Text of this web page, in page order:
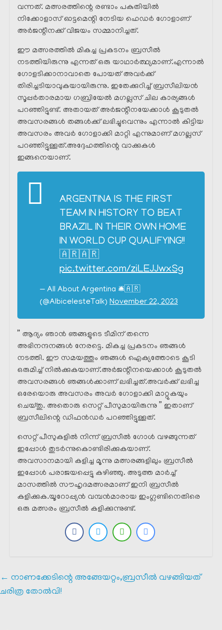
വന്നത്. മത്സരത്തിന്റെ രണ്ടാം പകുതിയിൽ
നിക്കോളാസ് ഓട്ടമെന്റി നേടിയ ഹെഡർ ഗോളാണ്
അർജന്റീനക്ക് വിജയം സമ്മാനിച്ചത്.
ഈ മത്സരത്തിൽ മികച്ച പ്രകടനം ബ്രസീൽ
നടത്തിയിരുന്നു എന്നത് ഒരു യാഥാർത്ഥ്യമാണ്.എന്നാൽ
ഗോളടിക്കാനാവാതെ പോയത് അവർക്ക്
തിരിച്ചടിയാവുകയായിരുന്നു. ഇതേക്കുറിച്ച് ബ്രസീലിയൻ
സൂപ്പർതാരമായ ഗബ്രിയേൽ മഗല്ലസ് ചില കാര്യങ്ങൾ
പറഞ്ഞിട്ടുണ്ട്. അതായത് അർജന്റീനയേക്കാൾ കൂടുതൽ
അവസരങ്ങൾ തങ്ങൾക്ക് ലഭിച്ചുവെന്നും എന്നാൽ കിട്ടിയ
അവസരം അവർ ഗോളാക്കി മാറ്റി എന്നുമാണ് മഗല്ലസ്
പറഞ്ഞിട്ടുള്ളത്.അദ്ദേഹത്തിന്റെ വാക്കുകൾ
ഇങ്ങനെയാണ്.
ARGENTINA IS THE FIRST
TEAM IN HISTORY TO BEAT
BRAZIL IN THEIR OWN HOME
IN WORLD CUP QUALIFYING!!
🇦🇷🇦🇷
pic.twitter.com/ziLEJJwxSg
— All About Argentina 🛎🇦🇷
(@AlbicelesteTalk) November 22, 2023
” ആദ്യം ഞാൻ ഞങ്ങളുടെ ടീമിന് തന്നെ
അഭിനന്ദനങ്ങള്‍ നേരട്ടെ. മികച്ച പ്രകടനം ഞങ്ങൾ
നടത്തി. ഈ സമയത്തും ഞങ്ങൾ ഐക്യത്തോടെ കൂടി
ഒരുമിച്ച് നിൽക്കുകയാണ്.അർജന്റീനയെക്കാൾ കൂടുതൽ
അവസരങ്ങൾ ഞങ്ങൾക്കാണ് ലഭിച്ചത്.അവർക്ക് ലഭിച്ച
ഒരേയൊരു അവസരം അവർ ഗോളാക്കി മാറ്റുകയും
ചെയ്തു. അതൊരു സെറ്റ് പീസുമായിരുന്നു ” ഇതാണ്
ബ്രസീലിന്റെ ഡിഫൻഡർ പറഞ്ഞിട്ടുള്ളത്.
സെറ്റ് പീസുകളിൽ നിന്ന് ബ്രസീൽ ഗോൾ വഴങ്ങുന്നത്
ഇപ്പോൾ തുടർന്നുകൊണ്ടിരിക്കുകയാണ്.
അവസാനമായി കളിച്ച മൂന്നു മത്സരങ്ങളിലും ബ്രസീൽ
ഇപ്പോൾ പരാജയപ്പെട്ടു കഴിഞ്ഞു. അടുത്ത മാർച്ച്
മാസത്തിൽ സൗഹൃദമത്സരമാണ് ഇനി ബ്രസീൽ
കളിക്കുക.യൂറോപ്പ്യൻ വമ്പൻമാരായ ഇംഗ്ലണ്ടിനെതിരെ
ഒരു മത്സരം ബ്രസീൽ കളിക്കുന്നുണ്ട്.
← നാണക്കേടിന്റെ അങ്ങേയറ്റം,ബ്രസീൽ വഴങ്ങിയത്
ചരിത്ര തോൽവി!